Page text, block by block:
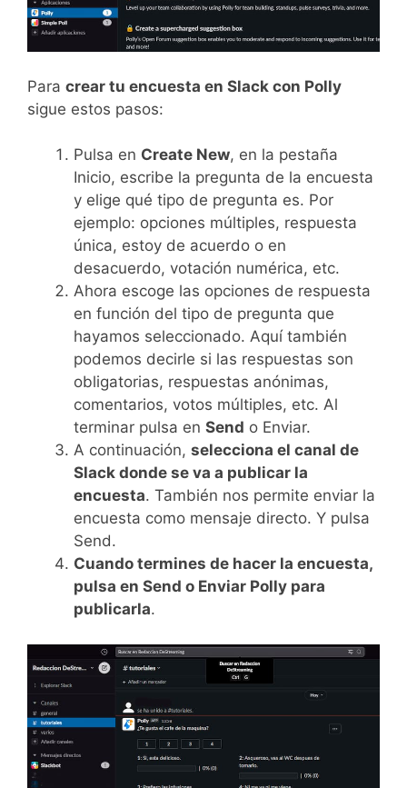
Para crear tu encuesta en Slack con Polly
sigue estos pasos:
Pulsa en Create New, en la pestaña
Inicio, escribe la pregunta de la encuesta
y elige qué tipo de pregunta es. Por
ejemplo: opciones múltiples, respuesta
única, estoy de acuerdo o en
desacuerdo, votación numérica, etc.
Ahora escoge las opciones de respuesta
en función del tipo de pregunta que
hayamos seleccionado. Aquí también
podemos decirle si las respuestas son
obligatorias, respuestas anónimas,
comentarios, votos múltiples, etc. Al
terminar pulsa en Send o Enviar.
A continuación, selecciona el canal de
Slack donde se va a publicar la
encuesta. También nos permite enviar la
encuesta como mensaje directo. Y pulsa
Send.
Cuando termines de hacer la encuesta,
pulsa en Send o Enviar Polly para
publicarla.